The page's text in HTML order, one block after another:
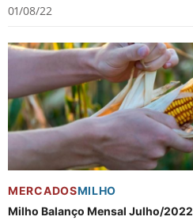
01/08/22
MERCADOSMILHO
Milho Balanço Mensal Julho/2022